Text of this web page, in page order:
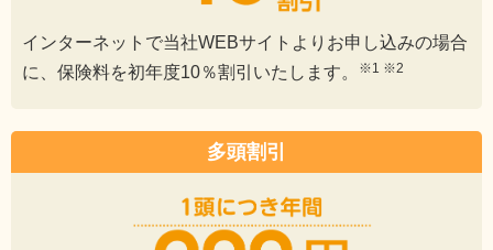
インターネットで当社WEBサイトよりお申し込みの場合
に、保険料を初年度10％割引いたします。
※1 ※2
多頭割引